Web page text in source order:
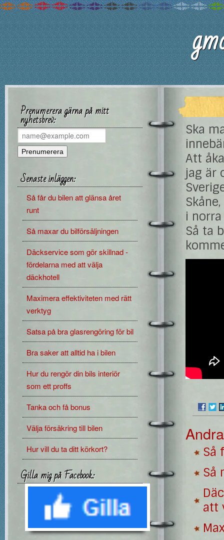
Ska
Att
jag är
i
Så ta
Så
Så
att
Prenumerera gärna på mitt
nyhetsbrev:
Senaste inläggen:
Så får du bilen att glänsa året
runt
Så maxar du bilförsäljningen
Däckservice som gör skillnad -
fördelarna med att välja
däckhotell
Maximera effektiviteten med rätt
verktyg
Satsa på bra glasrengöring för bil
Bra saker att alltid ha i bilen
Hur du rengör din bils interiör
som ett proffs
Tanka och få bonus
Välja försäkring till bilen
Hur vill du ta ditt körkort?
Gilla mig på Facebook: